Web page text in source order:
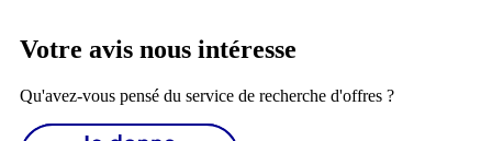
Votre avis nous intéresse
Qu'avez-vous pensé du service de recherche d'offres ?